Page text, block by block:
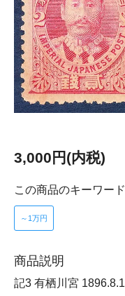
3,000円(内税)
この商品のキーワード
～1万円
商品説明
記3 有栖川宮 1896.8.1